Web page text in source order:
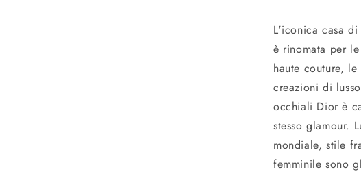
L'iconica casa
è rinomata per
haute couture,
creazioni di
occhiali Dior è
stesso glamour.
mondiale, stile
femminile sono